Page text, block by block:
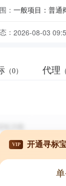
：
： 2026-08-03
（0） 代理
VIP 开通寻标